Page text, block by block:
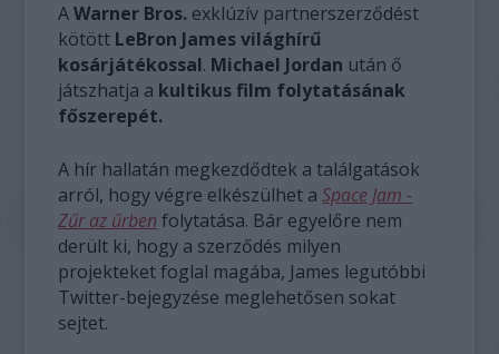
AWarner Bros. exklúzív partnerszerződést
kötött LeBron James világhírű
kosárjátékossal. Michael Jordan után ő
játszhatja a kultikus film folytatásának
főszerepét.
A hír hallatán megkezdődtek a találgatások
arról, hogy végre elkészülhet a Space Jam -
Zűr az űrben folytatása. Bár egyelőre nem
derült ki, hogy a szerződés milyen
projekteket foglal magába, James legutóbbi
Twitter-bejegyzése meglehetősen sokat
sejtet.